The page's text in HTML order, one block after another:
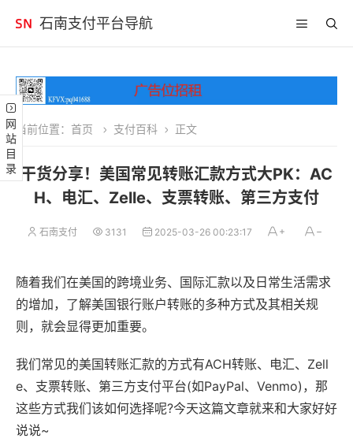
石南支付平台导航
网站目录 当前位置： 首页 支付百科 正文
干货分享！美国常见转账汇款方式大PK：AC
H、电汇、Zelle、支票转账、第三方支付
石南支付 3131 2025-03-26 00:23:17
随着我们在美国的跨境业务、国际汇款以及日常生活需求
的增加，了解美国银行账户转账的多种方式及其相关规
则，就会显得更加重要。
我们常见的美国转账汇款的方式有ACH转账、电汇、Zell
e、支票转账、第三方支付平台(如PayPal、Venmo)，那
这些方式我们该如何选择呢?今天这篇文章就来和大家好好
说说~